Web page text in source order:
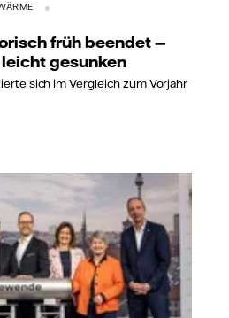
früh beendet —
gesunken
sich im Vergleich zum Vorjahr